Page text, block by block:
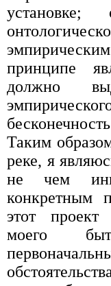
принципе
должно
Таким
реке, я
не чем
конкретным
этот проект
моего